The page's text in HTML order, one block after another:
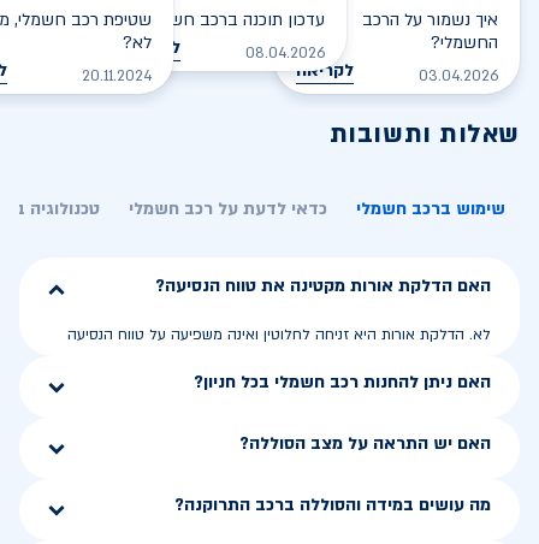
איך נשמור על הרכב
החשמלי?
03.04.2026 לקריאה
עדכון תוכנה ברכב חשמלי
08.04.2026 לקריאה
שטיפת רכב חשמלי,
לא?
20.11.2024
שאלות ותשובות
שימוש ברכב חשמלי כדאי לדעת על רכב חשמלי טכנולוגיה
האם הדלקת אורות מקטינה את טווח הנסיעה?
לא. הדלקת אורות היא זניחה לחלוטין ואינה משפיעה על טווח הנסיעה
האם ניתן להחנות רכב חשמלי בכל חניון?
האם יש התראה על מצב הסוללה?
מה עושים במידה והסוללה ברכב התרוקנה?